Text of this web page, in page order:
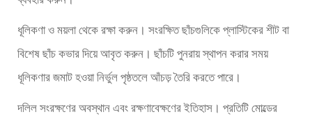
ধূলিকণা ও ময়লা থেকে রক্ষা করুন। সংরক্ষিত ছাঁচগুলিকে প্লাস্টিকের শীট বা
বিশেষ ছাঁচ কভার দিয়ে আবৃত করুন। ছাঁচটি পুনরায় স্থাপন করার সময়
ধূলিকণার জমাট হওয়া নির্ভুল পৃষ্ঠতলে আঁচড় তৈরি করতে পারে।
দলিল সংরক্ষণের অবস্থান এবং রক্ষণাবেক্ষণের ইতিহাস। প্রতিটি মোল্ডের